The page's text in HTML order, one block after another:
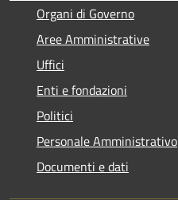
Organi di Governo
Aree Amministrative
Uffici
Enti e fondazioni
Politici
Personale Amministrativo
Documenti e dati